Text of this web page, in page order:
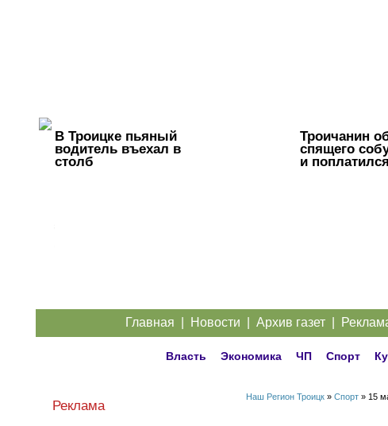
В Троицке пьяный
водитель въехал в
столб
Троичанин
спящего
и поплатился
Главная Новости Архив газет|
Власть Экономика ЧП Спорт
Наш Регион Троицк» Спорт» 15
Реклама